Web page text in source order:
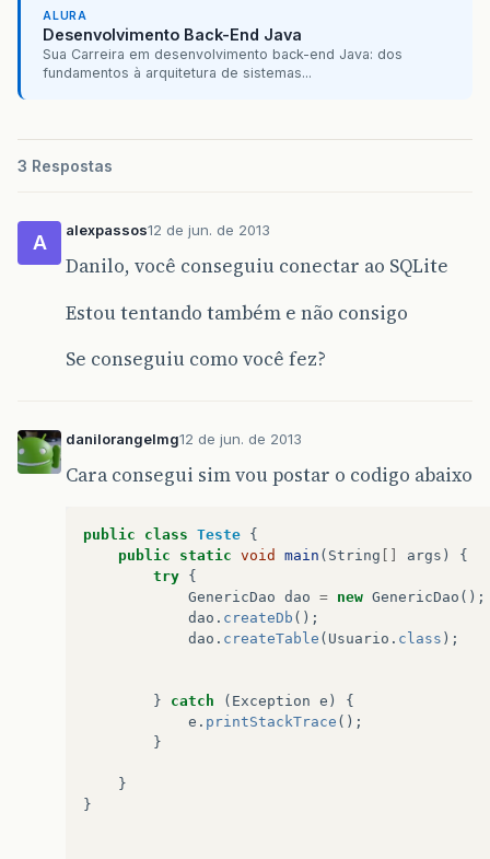
ALURA
Desenvolvimento Back-End Java
Sua Carreira em desenvolvimento back-end Java: dos
fundamentos à arquitetura de sistemas...
3 Respostas
A
alexpassos12 de jun. de 2013
Danilo, você conseguiu conectar ao SQLite
Estou tentando também e não consigo
Se conseguiu como você fez?
danilorangelmg12 de jun. de 2013
Cara consegui sim vou postar o codigo abaixo
public class Teste {
public
static void main ( String [] args )
{
try {
GenericDao dao = new GenericDao ();
dao . createDb ();
dao . createTable ( Usuario . class );
} catch ( Exception e )
{
e . printStackTrace ();
}
}
}